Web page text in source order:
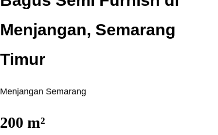
Menjangan, Semarang
Timur
Menjangan Semarang
200 m²